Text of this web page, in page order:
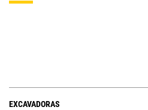
EXCAVADORAS